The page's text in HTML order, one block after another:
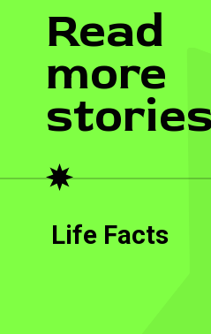
Read
more
stories
Life Facts